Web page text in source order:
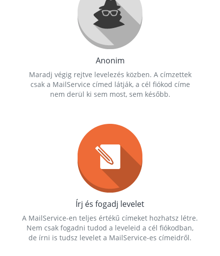
Anonim
Maradj végig rejtve levelezés közben. A címzettek
csak a MailService címed látják, a cél fiókod címe
nem derül ki sem most, sem később.
Írj és fogadj levelet
A MailService-en teljes értékű címeket hozhatsz létre.
Nem csak fogadni tudod a leveleid a cél fiókodban,
de írni is tudsz levelet a MailService-es címeidről.